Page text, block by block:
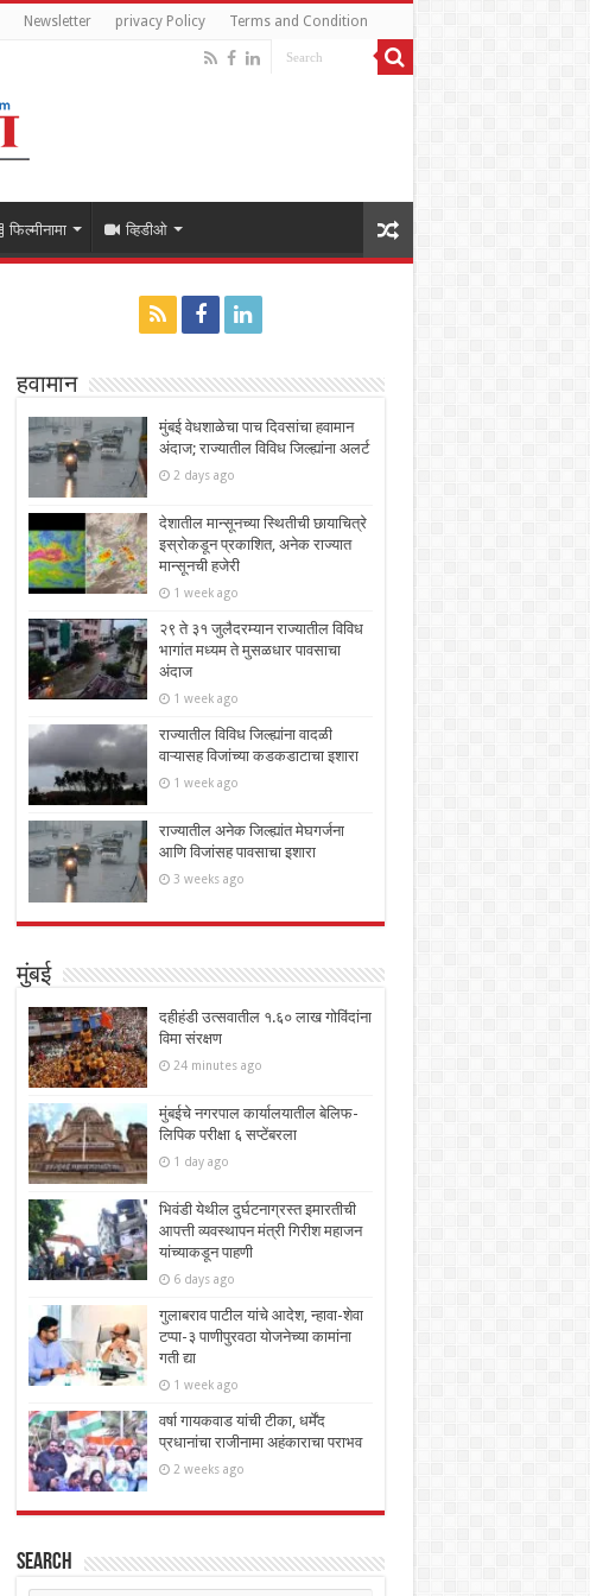
Newsletter privacy Policy Terms and Condition
फिल्मीनामा व्हिडीओ
हवामान
मुंबई वेधशाळेचा पाच दिवसांचा हवामान
अंदाज; राज्यातील विविध जिल्ह्यांना अलर्ट
2 days ago
देशातील मान्सूनच्या स्थितीची छायाचित्रे
इस्रोकडून प्रकाशित, अनेक राज्यात
मान्सूनची हजेरी
1 week ago
२९ ते ३१ जुलैदरम्यान राज्यातील विविध
भागांत मध्यम ते मुसळधार पावसाचा
अंदाज
1 week ago
राज्यातील विविध जिल्ह्यांना वादळी
वाऱ्यासह विजांच्या कडकडाटाचा इशारा
1 week ago
राज्यातील अनेक जिल्ह्यांत मेघगर्जना
आणि विजांसह पावसाचा इशारा
3 weeks ago
मुंबई
दहीहंडी उत्सवातील १.६० लाख गोविंदांना
विमा संरक्षण
24 minutes ago
मुंबईचे नगरपाल कार्यालयातील बेलिफ-
लिपिक परीक्षा ६ सप्टेंबरला
1 day ago
भिवंडी येथील दुर्घटनाग्रस्त इमारतीची
आपत्ती व्यवस्थापन मंत्री गिरीश महाजन
यांच्याकडून पाहणी
6 days ago
गुलाबराव पाटील यांचे आदेश, न्हावा-शेवा
टप्पा-३ पाणीपुरवठा योजनेच्या कामांना
गती द्या
1 week ago
वर्षा गायकवाड यांची टीका, धर्मेंद
प्रधानांचा राजीनामा अहंकाराचा पराभव
2 weeks ago
Search